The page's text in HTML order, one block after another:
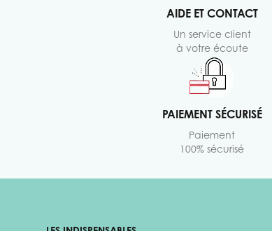
AIDE ET CONTACT
Un service client
à votre écoute
PAIEMENT SÉCURISÉ
Paiement
100% sécurisé